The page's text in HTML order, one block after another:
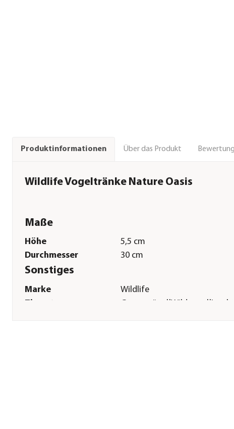
Produktinformationen Über das Produkt
Wildlife Vogeltränke Nature Oasis
Maße
Höhe
5,5 cm
Durchmesser
30 cm
Sonstiges
Marke
Wildlife
Tierart